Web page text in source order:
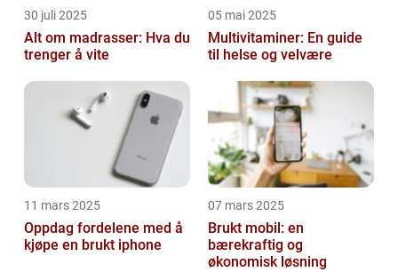
30 juli 2025
Alt om madrasser: Hva du
trenger å vite
05 mai 2025
Multivitaminer: En guide
til helse og velvære
11 mars 2025
Oppdag fordelene med å
kjøpe en brukt iphone
07 mars 2025
Brukt mobil: en
bærekraftig og
økonomisk løsning